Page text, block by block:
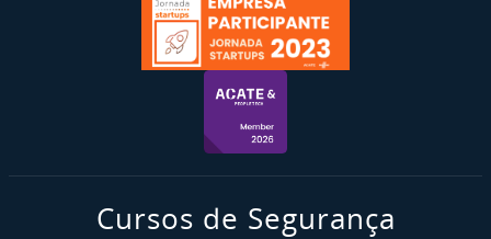
Cursos de Segurança